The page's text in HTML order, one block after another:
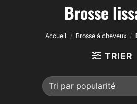
Brosse
Accueil / Brosse à cheveux /
TRIER